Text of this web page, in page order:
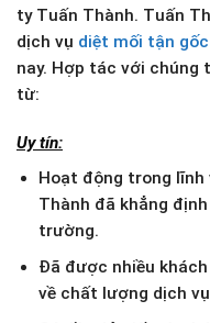
ty Tuấn Thành. Tuấn
dịch vụ diệt mối tận gốc
nay. Hợp tác với chúng
từ:
Uy tín:
Hoạt động trong lĩnh
Thành đã khẳng
trường.
Đã được nhiều
về chất lượng dịch